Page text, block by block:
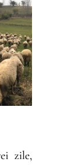
zile,